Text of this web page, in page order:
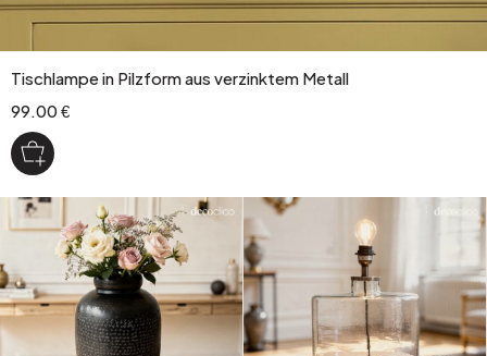
Tischlampe in Pilzform aus verzinktem Metall
99.00 €